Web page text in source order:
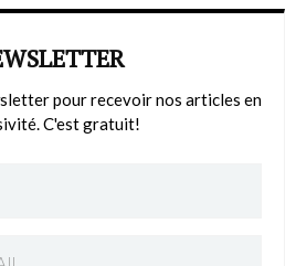
pour recevoir nos articles en
C'est gratuit!